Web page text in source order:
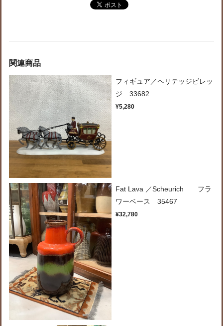
関連商品
フィギュア／ヘリテッジビレッ
ジ 33682
¥5,280
Fat Lava ／Scheurich フラ
ワーベース 35467
¥32,780